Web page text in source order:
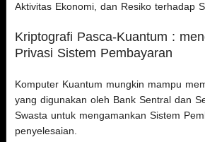
Aktivitas Ekonomi, dan Resiko terhadap
Kriptografi Pasca-Kuantum :
Privasi Sistem Pembayaran
Komputer Kuantum mungkin mampu
yang digunakan oleh Bank Sentral dan
Swasta untuk mengamankan Sistem
penyelesaian.